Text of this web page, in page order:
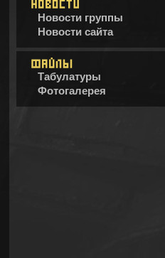
Новости группы
Новости сайта
Табулатуры
Фотогалерея